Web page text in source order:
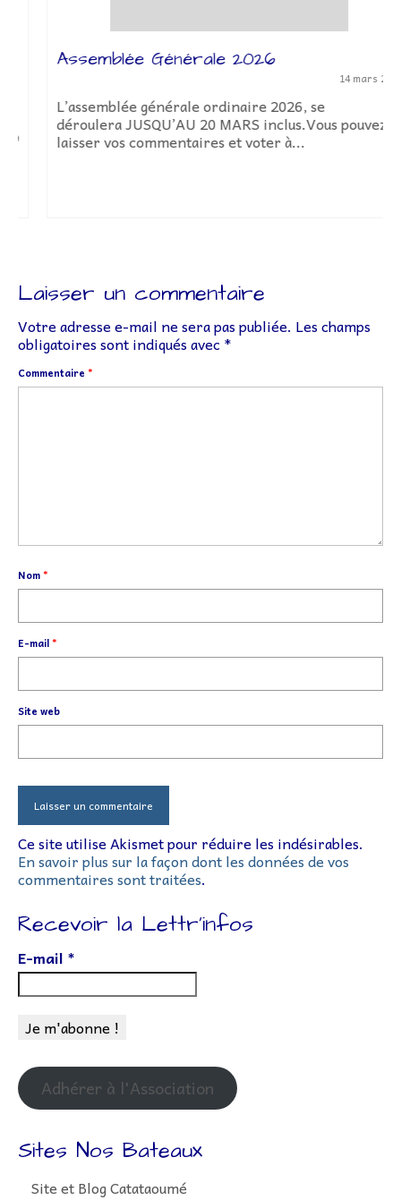
Assemblée Générale 2026
14 mars 2026
L’assemblée générale ordinaire 2026, se
déroulera JUSQU’AU 20 MARS inclus.Vous pouvez
laisser vos commentaires et voter à...
Laisser un commentaire
Votre adresse e-mail ne sera pas publiée. Les champs
obligatoires sont indiqués avec *
Commentaire *
Nom*
E-mail*
Site web
Ce site utilise Akismet pour réduire les indésirables.
En savoir plus sur la façon dont les données de vos
commentaires sont traitées.
Recevoir la Lettr’infos
E-mail *
Adhérer à l'Association
Sites Nos Bateaux
Site et Blog Catataoumé